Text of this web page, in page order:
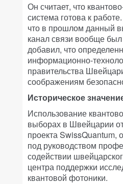
Он считает, что
система готова к
что в прошлом данный
канал связи вообще
добавил, что
информационно-
правительства
соображениям
Историческое
Использование
выборах в Швейцарии
проекта SwissQuantum,
под руководством
содействии
центра поддержки
квантовой фотоники.